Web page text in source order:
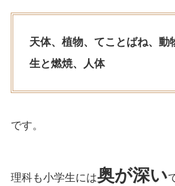
天体、植物、てことばね、動
生と燃焼、人体
です。
理科も小学生には奥が深い